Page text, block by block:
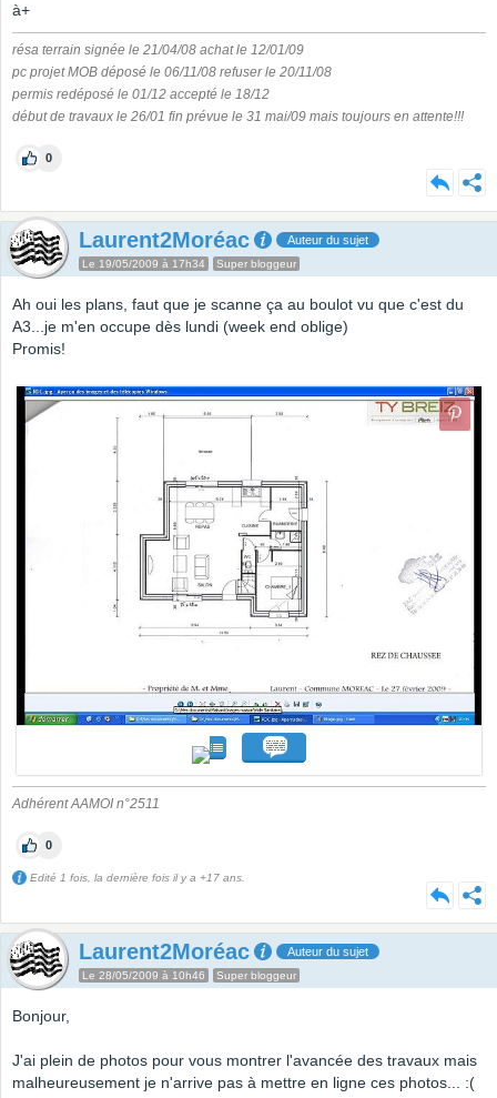
à+
résa terrain signée le 21/04/08 achat le 12/01/09
pc projet MOB déposé le 06/11/08 refuser le 20/11/08
permis redéposé le 01/12 accepté le 18/12
début de travaux le 26/01 fin prévue le 31 mai/09 mais toujours en attente!!!
0
Laurent2Moréac Auteur du sujet
Le 19/05/2009 à 17h34 Super bloggeur
Ah oui les plans, faut que je scanne ça au boulot vu que c'est du
A3...je m'en occupe dès lundi (week end oblige)
Promis!
Adhérent AAMOI n°2511
0
Edité 1 fois, la dernière fois il y a +17 ans.
Laurent2Moréac Auteur du sujet
Le 28/05/2009 à 10h46 Super bloggeur
Bonjour,
J'ai plein de photos pour vous montrer l'avancée des travaux mais
malheureusement je n'arrive pas à mettre en ligne ces photos... :(